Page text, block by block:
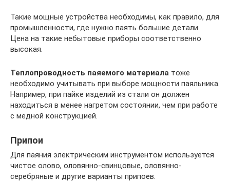
Такие мощные устройства необходимы, как правило, для
промышленности, где нужно паять большие детали.
Цена на такие небытовые приборы соответственно
высокая.
Теплопроводность паяемого материала тоже
необходимо учитывать при выборе мощности паяльника.
Например, при пайке изделий из стали он должен
находиться в менее нагретом состоянии, чем при работе
с медной конструкцией.
Припои
Для паяния электрическим инструментом используется
чистое олово, оловянно-свинцовые, оловянно-
серебряные и другие варианты припоев.